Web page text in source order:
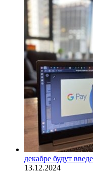
декабре будут
13.12.2024